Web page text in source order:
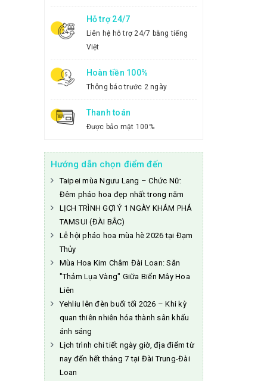
Hỗ trợ 24/7
Liên hệ hỗ trợ 24/7 bằng tiếng
Việt
Hoàn tiền 100%
Thông báo trước 2 ngày
Thanh toán
Được bảo mật 100%
Hướng dẫn chọn điểm đến
Taipei mùa Ngưu Lang – Chức Nữ:
Đêm pháo hoa đẹp nhất trong năm
LỊCH TRÌNH GỢI Ý 1 NGÀY KHÁM PHÁ
TAMSUI (ĐÀI BẮC)
Lễ hội pháo hoa mùa hè 2026 tại Đạm
Thủy
Mùa Hoa Kim Châm Đài Loan: Săn
"Thảm Lụa Vàng" Giữa Biển Mây Hoa
Liên
Yehliu lên đèn buổi tối 2026 – Khi kỳ
quan thiên nhiên hóa thành sân khấu
ánh sáng
Lịch trình chi tiết ngày giờ, địa điểm từ
nay đến hết tháng 7 tại Đài Trung-Đài
Loan